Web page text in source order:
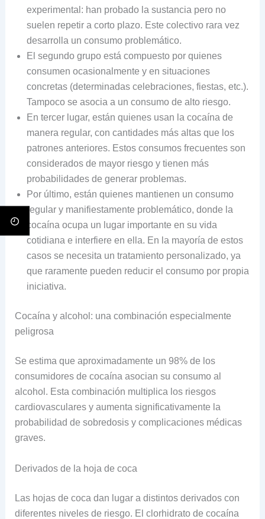
experimental: han probado la sustancia pero no
suelen repetir a corto plazo. Este colectivo rara vez
desarrolla un consumo problemático.
El segundo grupo está compuesto por quienes
consumen ocasionalmente y en situaciones
concretas (determinadas celebraciones, fiestas, etc.).
Tampoco se asocia a un consumo de alto riesgo.
En tercer lugar, están quienes usan la cocaína de
manera regular, con cantidades más altas que los
patrones anteriores. Estos consumos frecuentes son
considerados de mayor riesgo y tienen más
probabilidades de generar problemas.
Por último, están quienes mantienen un consumo
regular y manifiestamente problemático, donde la
cocaína ocupa un lugar importante en su vida
cotidiana e interfiere en ella. En la mayoría de estos
casos se necesita un tratamiento personalizado, ya
que raramente pueden reducir el consumo por propia
iniciativa.
Cocaína y alcohol: una combinación especialmente
peligrosa
Se estima que aproximadamente un 98% de los
consumidores de cocaína asocian su consumo al
alcohol. Esta combinación multiplica los riesgos
cardiovasculares y aumenta significativamente la
probabilidad de sobredosis y complicaciones médicas
graves.
Derivados de la hoja de coca
Las hojas de coca dan lugar a distintos derivados con
diferentes niveles de riesgo. El clorhidrato de cocaína